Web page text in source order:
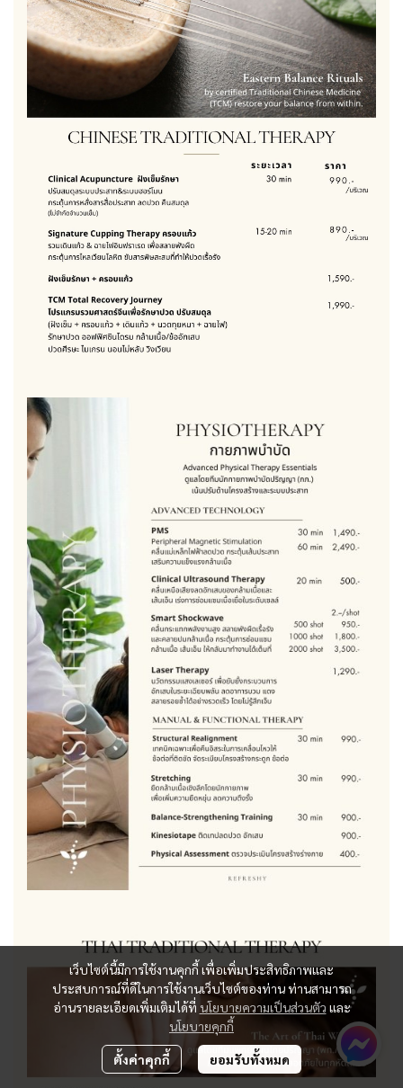
เว็บไซต์นี้มีการใช้งานคุกกี้ เพื่อเพิ่มประสิทธิภาพและ
ประสบการณ์ที่ดีในการใช้งานเว็บไซต์ของท่าน ท่านสามารถ
อ่านรายละเอียดเพิ่มเติมได้ที่ นโยบายความเป็นส่วนตัว และ
นโยบายคุกกี้
ตั้งค่าคุกกี้ ยอมรับทั้งหมด